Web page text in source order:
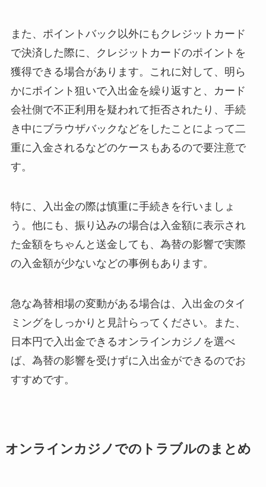
また、ポイントバック以外にもクレジットカード
で決済した際に、クレジットカードのポイントを
獲得できる場合があります。これに対して、明ら
かにポイント狙いで入出金を繰り返すと、カード
会社側で不正利用を疑われて拒否されたり、手続
き中にブラウザバックなどをしたことによって二
重に入金されるなどのケースもあるので要注意で
す。
特に、入出金の際は慎重に手続きを行いましょ
う。他にも、振り込みの場合は入金額に表示され
た金額をちゃんと送金しても、為替の影響で実際
の入金額が少ないなどの事例もあります。
急な為替相場の変動がある場合は、入出金のタイ
ミングをしっかりと見計らってください。また、
日本円で入出金できるオンラインカジノを選べ
ば、為替の影響を受けずに入出金ができるのでお
すすめです。
オンラインカジノでのトラブルのまとめ